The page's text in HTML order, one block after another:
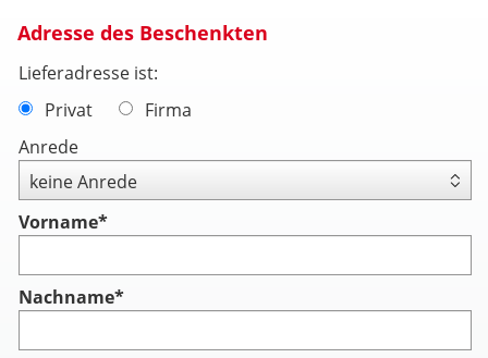
Adresse des Beschenkten
Lieferadresse ist:
Privat
Firma
Anrede
Vorname*
Nachname*